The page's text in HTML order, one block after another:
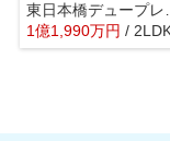
東日本
1億1,990万円 /